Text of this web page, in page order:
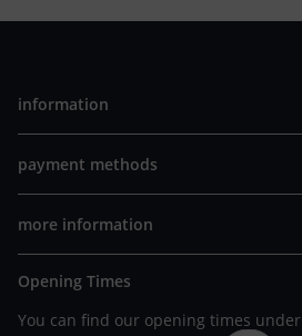
information
payment methods
more information
Opening Times
You can find our opening times under